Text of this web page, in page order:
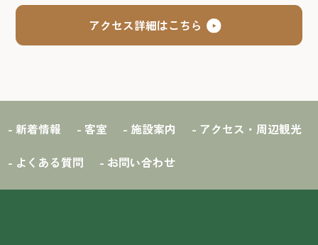
アクセス詳細はこちら
- 新着情報 - 客室 - 施設案内 - アクセス・周辺観光
- よくある質問 - お問い合わせ